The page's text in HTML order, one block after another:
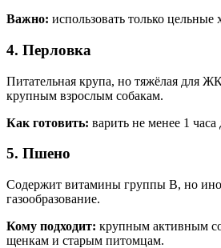
Важно: использовать только цельные
4. Перловка
Питательная крупа, но тяжёлая для
крупным взрослым собакам.
Как готовить: варить не менее 1
5. Пшено
Содержит витамины группы B, но
газообразование.
Кому подходит: крупным активным
щенкам и старым питомцам.